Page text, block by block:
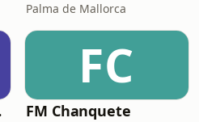
Palma de Mallorca
FC
FM Chanquete